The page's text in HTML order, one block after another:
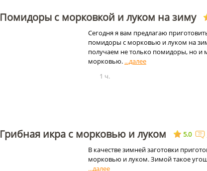
Помидоры с морковкой и луком на зиму
Сегодня я вам предлагаю
помидоры с морковью и луком на
получаем не только помидоры, но и
морковью.
1 ч.
Грибная икра с морковью и луком 5.0
В качестве зимней заготовки
морковью и луком. Зимой такое